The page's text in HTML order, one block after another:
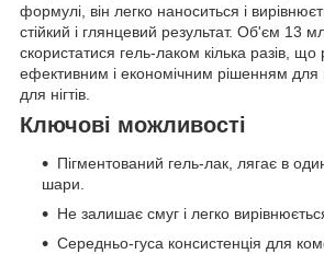
формулі, він легко наноситься і
стійкий і глянцевий результат. Об'єм 13
скористатися гель-лаком кілька разів, що
ефективним і економічним рішенням
для нігтів.
Ключові можливості
Пігментований гель-лак, лягає в
шари.
Не залишає смуг і легко
Середньо-гуса консистенція для